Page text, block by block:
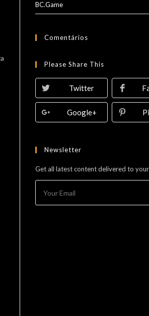
BC.Game
Comentários
Please Share This
Twitter
Google+
Newsletter
Get all latest content delivered to